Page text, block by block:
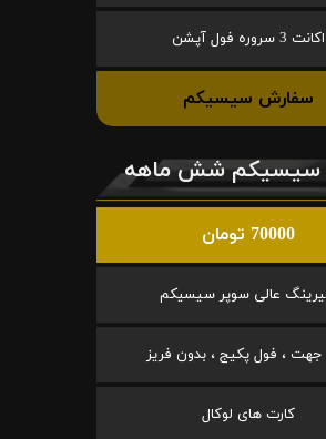
اکانت 3 سروره فول آپشن
سفارش سیسیکم
سیسیکم شش ماهه
70000 تومان
عالی سوپر سیسیکم
، فول پکیج ، بدون فریز
کارت های لوکال